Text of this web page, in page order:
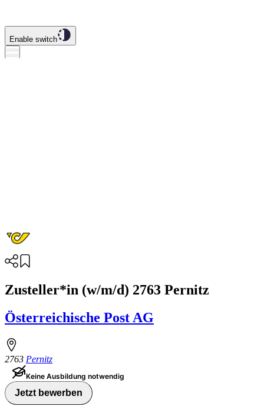
Enable switch
Zusteller*in (w/m/d) 2763 Pernitz
Österreichische Post AG
2763 Pernitz
Keine Ausbildung notwendig
Jetzt bewerben